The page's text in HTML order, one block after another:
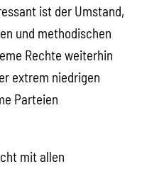
ist der Umstand,
und methodischen
Rechte weiterhin
extrem niedrigen
Parteien
mit allen